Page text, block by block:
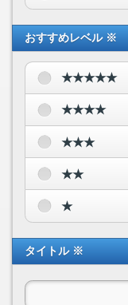
おすすめレベル ※
★★★★★
★★★★
★★★
★★
★
タイトル ※